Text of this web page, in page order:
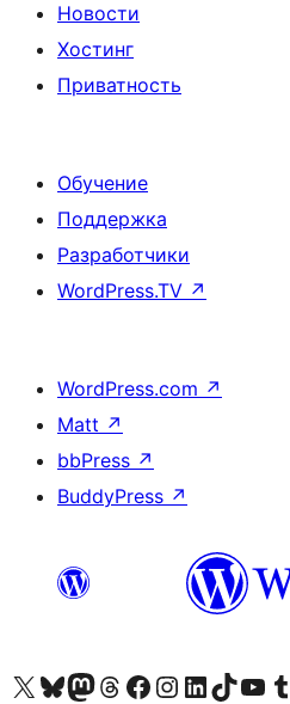
Новости
Хостинг
Приватность
Обучение
Поддержка
Разработчики
WordPress.TV ↗
WordPress.com ↗
Matt ↗
bbPress ↗
BuddyPress ↗
Посетите нас в X (ранее Twitter)
Посетите нашу учётную запись в Bluesky
Посетите нашу ленту в Mastodon
Посетите нашу учётную запись в Threads
Посетите нашу страницу на Facebook
Посетите наш Instagram
Посетите нашу страницу в LinkedIn
Посетите нашу учётную запись в TikTok
Посетите